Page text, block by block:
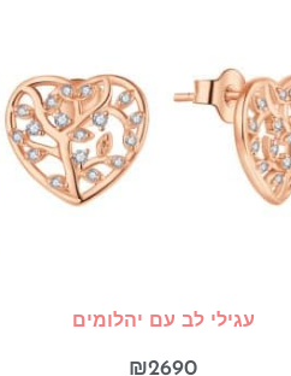
עגילי לב עם יהלומים
₪2690